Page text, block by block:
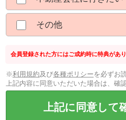
その他
会員登録された方にはご成約時に特典があり
※利用規約及び各種ポリシーを必ずお
上記内容に同意いただいた場合は、確
上記に同意して